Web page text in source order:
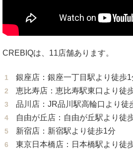
CREBIQは、11店舗あります。
銀座店：銀座一丁目駅より徒歩1
恵比寿店：恵比寿駅東口より徒
品川店：JR品川駅高輪口より徒
自由が丘店：自由が丘駅より徒
新宿店：新宿駅より徒歩1分
東京日本橋店：日本橋駅より徒